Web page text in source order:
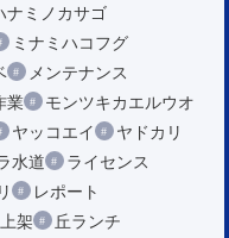
ナミノカサゴ
ミナミハコフグ
メンテナンス
業
モンツキカエルウオ
ヤッコエイ
ヤドカリ
水道
ライセンス
レポート
上架
丘ランチ